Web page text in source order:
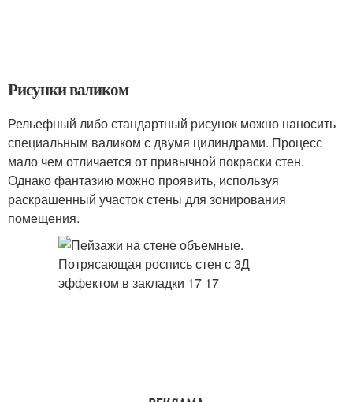
Рисунки валиком
Рельефный либо стандартный рисунок можно наносить
специальным валиком с двумя цилиндрами. Процесс
мало чем отличается от привычной покраски стен.
Однако фантазию можно проявить, используя
раскрашенный участок стены для зонирования
помещения.